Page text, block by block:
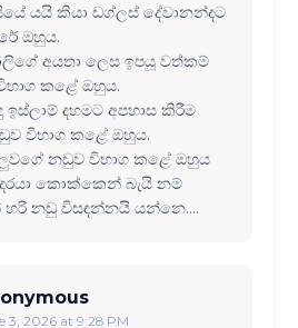
යයි කියා ඩග්ලස් දේවානන්දට
ඔහුය.
අයතා ලෙස ඉපයූ වත්කම්
කළේ ඔහුය.
ඉස්ලාම් දහමට අපහාස කිරීම
විභාග කළේ ඔහුය.
නඩුව විභාග කළේ ඔහුය
කොක්කෙන් බැයි නම්
නඩු විසඳන්නයි යන්නෙ....
3, 2026 at 9:28 PM